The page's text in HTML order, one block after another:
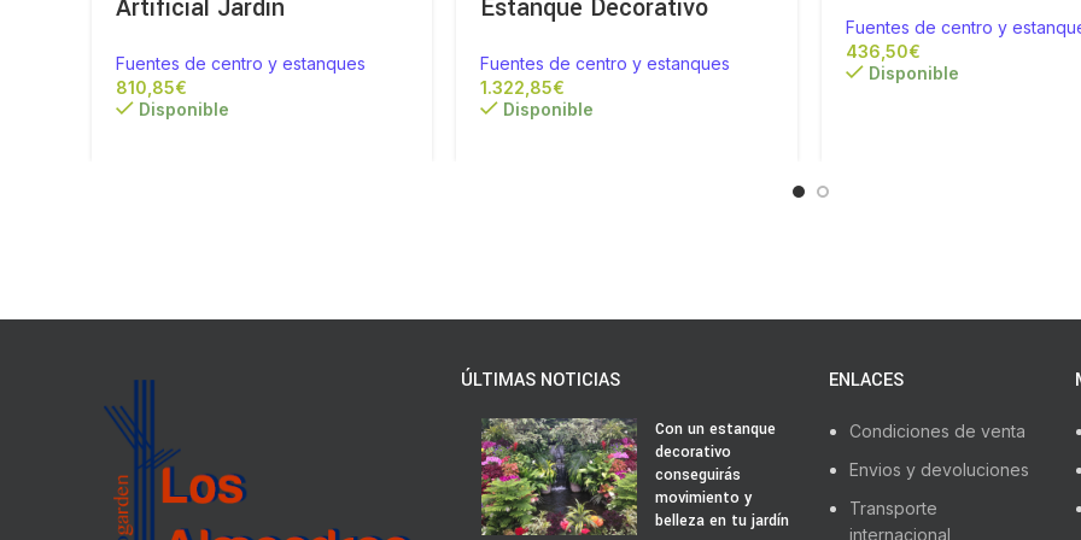
Artificial Jardín
Fuentes de centro y estanques
€
Disponible
Estanque Decorativo
Fuentes de centro y estanques
€
Disponible
Fuentes de centro y
€
Disponible
ÚLTIMAS NOTICIAS
Con un estanque
decorativo
conseguirás
movimiento y
belleza en tu jardín
ENLACES
Condiciones de venta
Envios y devoluciones
Transporte
internacional